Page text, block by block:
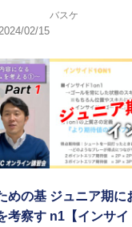
2024/02/15
バスケ
めの基
考察す
ジュニア期に
n1【インサ